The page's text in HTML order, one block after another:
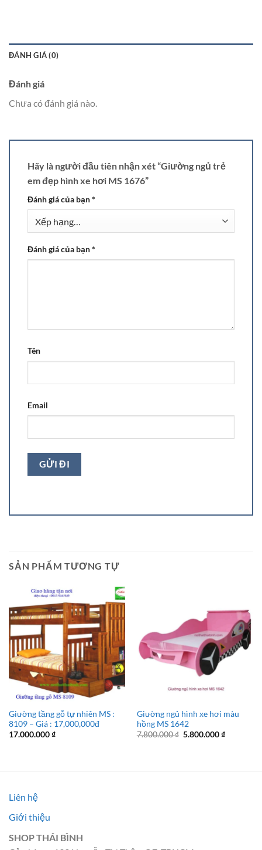
ĐÁNH GIÁ (0)
Đánh giá
Chưa có đánh giá nào.
Hãy là người đầu tiên nhận xét “Giường ngủ trẻ
em đẹp hình xe hơi MS 1676”
Đánh giá của bạn*
Đánh giá của bạn*
Tên
Email
SẢN PHẨM TƯƠNG TỰ
Giường tầng gỗ tự nhiên MS :
8109 – Giá : 17,000,000đ
17.000.000₫
Giường ngủ hình xe hơi màu
hồng MS 1642
7.800.000₫ Giá
5.800.000₫Giá
Liên hệ
Giới thiệu
SHOP THÁI BÌNH